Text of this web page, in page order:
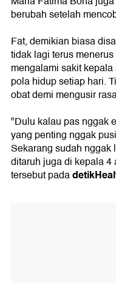
berubah setelah
Fat, demikian biasa
tidak lagi terus
mengalami sakit
pola hidup setiap hari.
obat demi mengusir
"Dulu kalau pas nggak
yang penting nggak
Sekarang sudah nggak
ditaruh juga di kepala 4
tersebut pada